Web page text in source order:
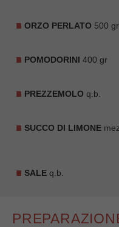
ORZO PERLATO 500 gr
POMODORINI 400 gr
PREZZEMOLO q.b.
SUCCO DI LIMONE
SALE q.b.